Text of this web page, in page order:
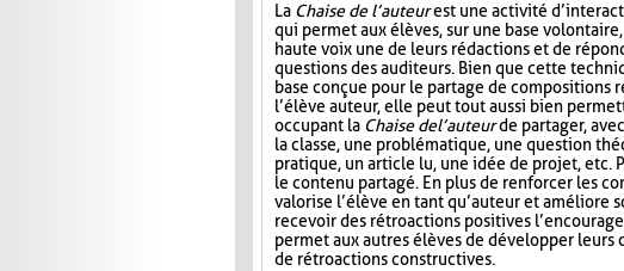
La Chaise de l’auteurest une activité
qui permet aux élèves, sur une base
haute voix une de leurs rédactions et de
questions des auditeurs. Bien que cette
base conçue pour le partage de compositions
l’élève auteur, elle peut tout aussi bien
occupant la Chaise de l’auteurde partager,
la classe, une problématique, une question
pratique, un article lu, une idée de projet, etc.
le contenu partagé. En plus de renforcer les
valorise l’élève en tant qu’auteur et améliore
recevoir des rétroactions positives
permet aux autres élèves de développer
de rétroactions constructives.